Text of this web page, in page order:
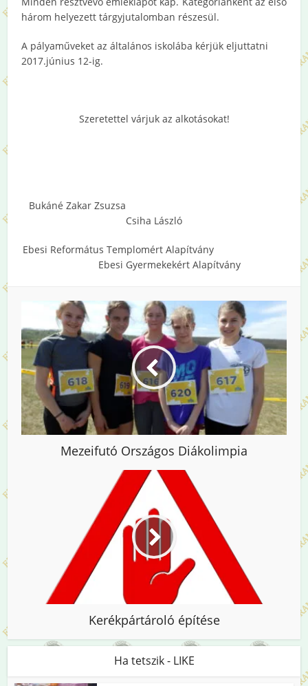
három helyezett tárgyjutalomban részesül.
A pályaműveket az általános iskolába kérjük eljuttatni
2017.június 12-ig.
Szeretettel várjuk az alkotásokat!
Bukáné Zakar Zsuzsa
Csiha László
Ebesi Református Templomért Alapítvány
Ebesi Gyermekekért Alapítvány
Mezeifutó Országos Diákolimpia
Kerékpártároló építése
Ha tetszik - LIKE